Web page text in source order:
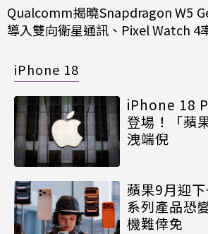
Qualcomm揭曉Snapdragon W5
導入雙向衛星通訊、Pixel Watch 4
iPhone 18
iPhone 18
登場！「蘋
洩端倪
蘋果9月迎
系列產品恐
機難倖免